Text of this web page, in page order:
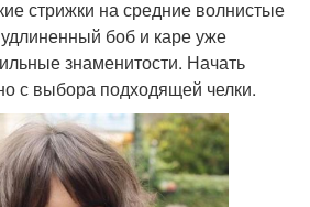
стрижки на средние волнистые
боб и каре уже
знаменитости. Начать
с выбора подходящей челки.